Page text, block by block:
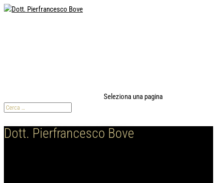
Seleziona una pagina
Dott. Pierfrancesco Bove